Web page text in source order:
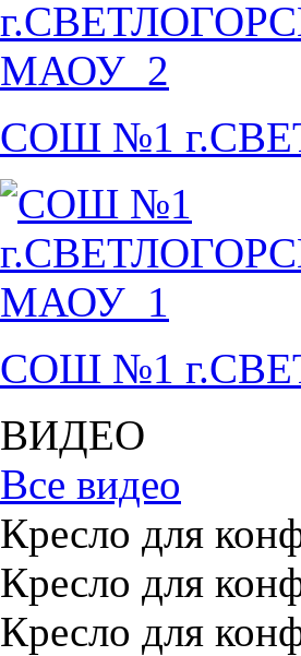
СОШ №1
СОШ №1
ВИДЕО
Все видео
Кресло для
Кресло для
Кресло для